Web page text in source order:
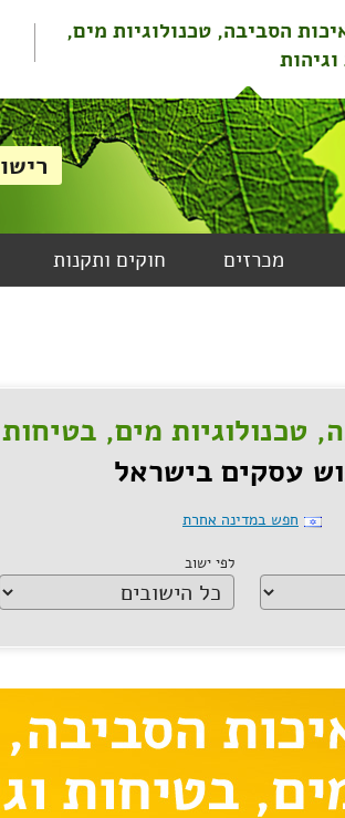
הסביבה, טכנולוגיות מים,
מכרזים חוקים ותקנות
טכנולוגיות מים, בטיחות
עסקים בישראל
חפש במדינה אחרת
לפי ישוב